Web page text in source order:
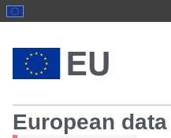
European data